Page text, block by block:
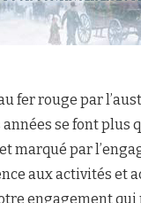
fer rouge par
se font plus
marqué par
aux activités et
engagement